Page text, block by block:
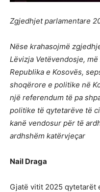
Zgjedhjet parlamentare
Nëse krahasojmë
Lëvizja Vetëvendosje,
Republika e Kosovës,
shoqërore e politike në
një referendum të pa
politike të qytetarëve të
kanë vendosur për të
ardhshëm katërvjeçar
Nail Draga
Gjatë vitit 2025 qytetarët